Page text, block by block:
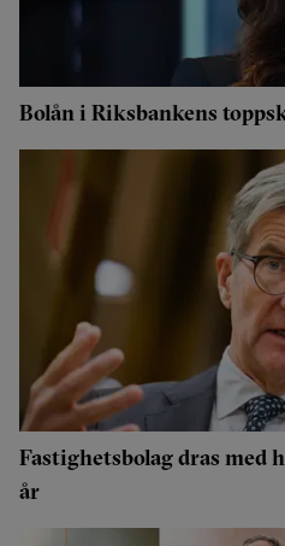
Bolån i Riksbankens
Fastighetsbolag dras med
år